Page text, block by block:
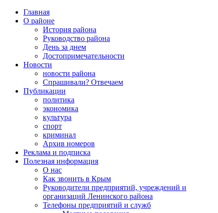
Главная
О районе
История района
Руководство района
День за днем
Достопримечательности
Новости
новости района
Спрашивали? Отвечаем
Публикации
политика
экономика
культура
спорт
криминал
Архив номеров
Реклама и подписка
Полезная информация
О нас
Как звонить в Крым
Руководители предприятий, учреждений и
организаций Ленинского района
Телефоны предприятий и служб